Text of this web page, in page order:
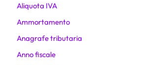
Aliquota IVA
Ammortamento
Anagrafe tributaria
Anno fiscale